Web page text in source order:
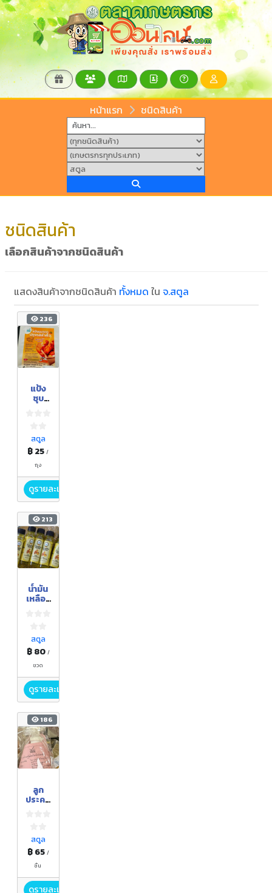
หน้าแรก ชนิดสินค้า
ชนิดสินค้า
เลือกสินค้าจากชนิดสินค้า
แสดงสินค้าจากชนิดสินค้า ทั้งหมด ใน จ.สตูล
236
แป้ง
ชุบ
น้อย
สตูล
฿ 25/
ถุง
ดูรายละเอียด
213
น้ำมัน
เหลือง
สตูล
฿ 80 /
ขวด
ดูรายละเอียด
186
ลูก
ประคบ
สตูล
฿ 65 /
ชิ้น
ดูรายละเอียด